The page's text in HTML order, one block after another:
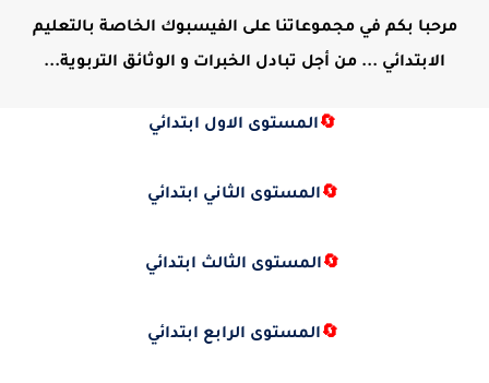
مرحبا بكم في مجموعاتنا على الفيسبوك الخاصة بالتعليم
الابتدائي ... من أجل تبادل الخبرات و الوثائق التربوية...
🔄المستوى الاول ابتدائي
🔄المستوى الثاني ابتدائي
🔄المستوى الثالث ابتدائي
🔄المستوى الرابع ابتدائي